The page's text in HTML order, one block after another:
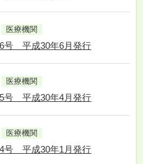
医療機関
号 平成30年6月発行
医療機関
号 平成30年4月発行
医療機関
号 平成30年1月発行